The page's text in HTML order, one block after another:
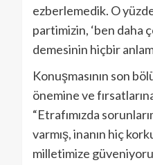
ezberlemedik. O
partimizin, ‘ben daha
demesinin hiçbir
Konuşmasının son
önemine ve
“Etrafımızda
varmış, inanın hiç
milletimize